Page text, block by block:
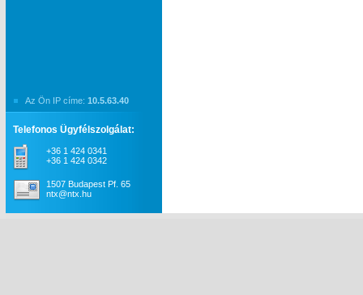
Az Ön IP címe: 10.5.63.40
Telefonos Ügyfélszolgálat:
+36 1 424 0341
+36 1 424 0342
1507 Budapest Pf. 65
ntx@ntx.hu